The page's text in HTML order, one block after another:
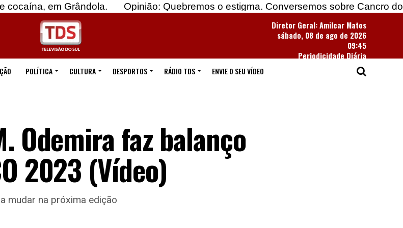
em Grândola.
Opinião: Quebremos o estigma. Conversemos sobre Cancro do
Diretor Geral: Amilcar Matos
sábado, 08 de ago de 2026
09:45
Periodicidade Diária
POLÍTICA CULTURA DESPORTOS RÁDIO TDS ENVIE O SEU VÍDEO
Odemira faz balanço
2023 (Vídeo)
mudar na próxima edição